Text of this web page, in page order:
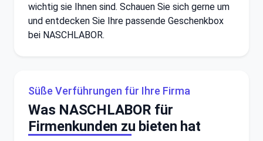
wichtig sie Ihnen sind. Schauen Sie sich gerne um
und entdecken Sie Ihre passende Geschenkbox
bei NASCHLABOR.
Süße Verführungen für Ihre Firma
Was NASCHLABOR für
Firmenkunden zu bieten hat